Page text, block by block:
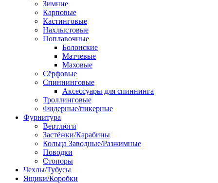
Зимние
Карповые
Кастинговые
Нахлыстовые
Поплавочные
Болонские
Матчевые
Маховые
Сёрфовые
Спиннинговые
Аксессуары для спиннинга
Троллинговые
Фидерные/пикерные
Фурнитура
Вертлюги
Застёжки/Карабины
Кольца Заводные/Разжимные
Поводки
Стопоры
Чехлы/Тубусы
Ящики/Коробки